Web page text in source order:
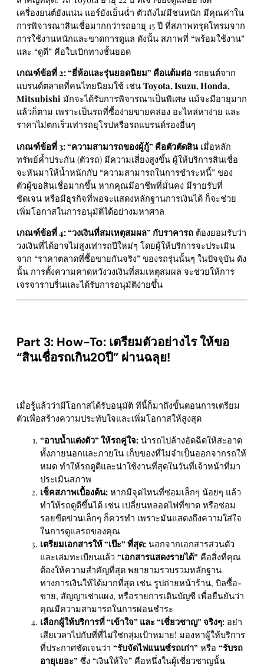
เครื่องยนต์ยังแน่น แอร์ยังเย็นฉ่ำ ตัวถังไม่มีชนหนัก มีคุณค่าใน
การพิจารณาสินเชื่อมากกว่ารถอายุ 15 ปี ที่สภาพทรุดโทรมจาก
การใช้งานหนักและขาดการดูแล ดังนั้น สภาพที่ “พร้อมใช้งาน”
และ “ดูดี” คือใบเบิกทางชั้นยอด
เกณฑ์ข้อที่ 2: “ยี่ห้อและรุ่นยอดนิยม” คือแต้มต่อ รถยนต์จาก
แบรนด์ตลาดที่คนไทยนิยมใช้ เช่น Toyota, Isuzu, Honda,
Mitsubishi มักจะได้รับการพิจารณาเป็นพิเศษ แม้จะมีอายุมาก
แล้วก็ตาม เพราะเป็นรถที่ซื้อง่ายขายคล่อง อะไหล่หาง่าย และ
ราคาไม่ตกเร็วเท่ารถยุโรปหรือรถแบรนด์รองอื่นๆ
เกณฑ์ข้อที่ 3: “ความสามารถของผู้กู้” คือตัวตัดสินเมื่อหลัก
ทรัพย์ค้ำประกัน (ตัวรถ) มีความเสี่ยงสูงขึ้น ผู้ให้บริการสินเชื่อ
จะหันมาให้น้ำหนักกับ “ความสามารถในการชำระหนี้” ของ
ตัวผู้ขอสินเชื่อมากขึ้น หากคุณมีอาชีพที่มั่นคง มีรายรับที่
ชัดเจน หรือมีธุรกิจที่พอจะแสดงหลักฐานการเงินได้ ก็จะช่วย
เพิ่มโอกาสในการอนุมัติได้อย่างมหาศาล
เกณฑ์ข้อที่ 4: “วงเงินที่สมเหตุสมผล” กับราคารถ ต้องยอมรับว่า
วงเงินที่ได้อาจไม่สูงเท่ารถปีใหม่ๆ โดยผู้ให้บริการจะประเมิน
จาก “ราคาตลาดที่ซื้อขายกันจริง” ของรถรุ่นนั้นๆ ในปัจจุบัน ดัง
นั้น การตั้งความคาดหวังวงเงินที่สมเหตุสมผล จะช่วยให้การ
เจรจาราบรื่นและได้รับการอนุมัติง่ายขึ้น
Part 3: How-To: เตรียมตัวอย่างไร ให้ขอ
“สินเชื่อรถเกิน20ปี” ผ่านฉลุย!
เมื่อรู้แล้วว่ามีโอกาสได้รับอนุมัติ ทีนี้ก็มาถึงขั้นตอนการเตรียม
ตัวเพื่อสร้างความประทับใจและเพิ่มโอกาสให้สูงสุด
“อาบน้ำแต่งตัว” ให้รถคู่ใจ: นำรถไปล้างอัดฉีดให้สะอาด
ทั้งภายนอกและภายใน เก็บของที่ไม่จำเป็นออกจากรถให้
หมด ทำให้รถดูดีและน่าใช้งานที่สุดในวันที่เจ้าหน้าที่มา
ประเมินสภาพ
เช็คสภาพเบื้องต้น: หากมีจุดไหนที่ซ่อมเล็กๆ น้อยๆ แล้ว
ทำให้รถดูดีขึ้นได้ เช่น เปลี่ยนหลอดไฟที่ขาด หรือซ่อม
รอยขีดข่วนเล็กๆ ก็ควรทำ เพราะมันแสดงถึงความใส่ใจ
ในการดูแลรถของคุณ
เตรียมเอกสารให้ “เป๊ะ” ที่สุด: นอกจากเอกสารส่วนตัว
และเล่มทะเบียนแล้ว “เอกสารแสดงรายได้” คือสิ่งที่คุณ
ต้องให้ความสำคัญที่สุด พยายามรวบรวมหลักฐาน
ทางการเงินให้ได้มากที่สุด เช่น รูปถ่ายหน้าร้าน, บิลซื้อ-
ขาย, สัญญาเช่าแผง, หรือรายการเดินบัญชี เพื่อยืนยันว่า
คุณมีความสามารถในการผ่อนชำระ
เลือกผู้ให้บริการที่ “เข้าใจ” และ “เชี่ยวชาญ” จริงๆ: อย่า
เสียเวลาไปกับที่ที่ไม่ใช่กลุ่มเป้าหมาย! มองหาผู้ให้บริการ
ที่ประกาศชัดเจนว่า “รับจัดไฟแนนซ์รถเก่า” หรือ “รับรถ
อายุเยอะ” ซึ่ง “เงินให้ใจ” คือหนึ่งในผู้เชี่ยวชาญนั้น